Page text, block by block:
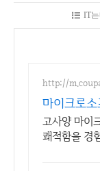
IT
http://
마이크로
자인
고사양 마이
쾌적함을 경